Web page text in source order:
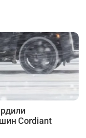
Cordiant